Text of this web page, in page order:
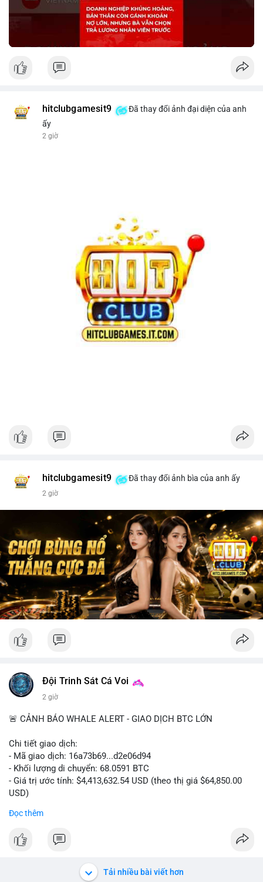
hitclubgamesit9
Đã thay đổi ảnh đại diện của anh
ấy
2 giờ
hitclubgamesit9 Đã thay đổi ảnh bìa của anh ấy
2 giờ
Đội Trinh Sát Cá Voi
2 giờ
🚨 CẢNH BÁO WHALE ALERT - GIAO DỊCH BTC LỚN
Chi tiết giao dịch:
- Mã giao dịch: 16a73b69...d2e06d94
- Khối lượng di chuyển: 68.0591 BTC
- Giá trị ước tính: $4,413,632.54 USD (theo thị giá $64,850.00
USD)
luân chuyển trong một giao dịch duy nhất cho thấy dấu hiệu
mức giá dao động quanh vùng $64,850, hành vi này có thể là
bước chuẩn bị cho một lệnh bán lớn trên sàn tập trung, tạo áp
Đọc thêm
Tải nhiều bài viết hơn